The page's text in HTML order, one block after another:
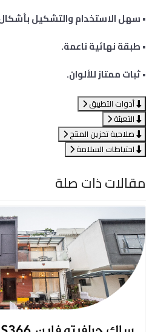
• سهل الاستخدام والتشكيل
• طبقة نهائية ناعمة.
• ثبات ممتاز للألوان.
مقالات ذات صلة